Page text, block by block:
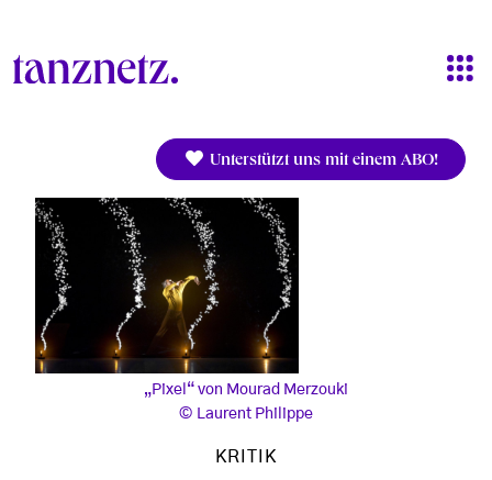
Unterstützt uns mit einem ABO!
„Pixel“ von Mourad Merzouki
Laurent Philippe
KRITIK